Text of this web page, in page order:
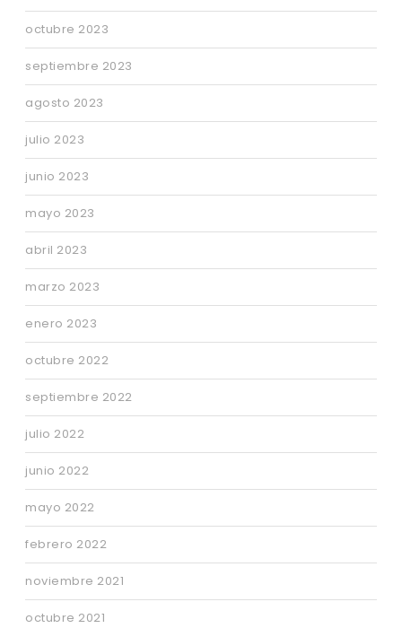
octubre 2023
septiembre 2023
agosto 2023
julio 2023
junio 2023
mayo 2023
abril 2023
marzo 2023
enero 2023
octubre 2022
septiembre 2022
julio 2022
junio 2022
mayo 2022
febrero 2022
noviembre 2021
octubre 2021